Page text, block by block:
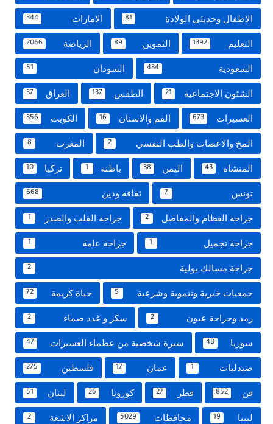
الاطفال وحديثى الولادة 81 الامارات 344
التعليم 1392 التموين 89 الرياضة 2066
السعودية 434 السودان 51
الشئون الاجتماعية 21 الطقس 137 العراق 37
العسيرات 673 الفم والاسنان 16 الكويت 356
المخ والاعصاب والطب النفسي 2 المغرب 8
المنشاة 43 اليمن 38 باطنة 1 تركيا 10
تونس 7 ثقافة ودين 668
جراحة العظام والمفاصل 2 جراحة القلب والصدر 1
جراحة تجميل 1 جراحة عامة 1
جراحة مسالك بولية 2
جمعيات خيرية وتنموية وشرعية 5 حياة كريمة 72
رمد وجراحة عيون 2 سكر و غدد صماء 2
سوريا 48 سيرة شخصية من عظماء العسيرات 47
صيدليات 1 عمان 17 فلسطين 275
فن 852 قطر 27 كورونا 26 لبنان 51
ليبيا 19 محافظات 5029 مراكز الاشعة 2